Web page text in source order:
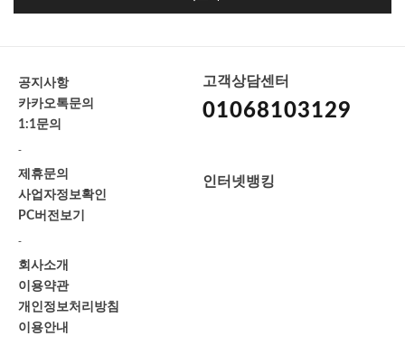
공지사항
카카오톡문의
1:1문의
-
제휴문의
사업자정보확인
PC버전보기
-
회사소개
이용약관
개인정보처리방침
이용안내
고객상담센터
01068103129
인터넷뱅킹